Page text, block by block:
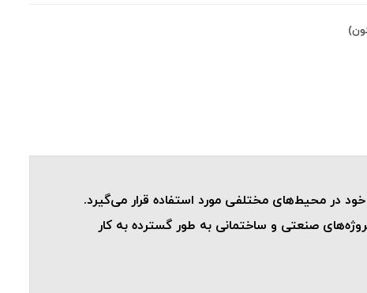
در محیط‌های مختلفی مورد استفاده قرار می‌گیرد.
صنعتی و ساختمانی به طور گسترده به کار